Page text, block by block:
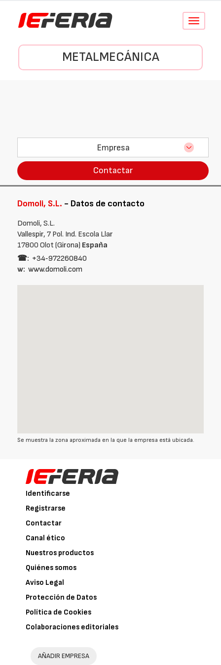
Conmutar
METALMECÁNICA
Empresa
Contactar
Domoli, S.L. - Datos de contacto
Domoli, S.L.
Vallespir, 7 Pol. Ind. Escola Llar
17800 Olot (Girona) España
☎: +34‑972260840
w: www.domoli.com
Se muestra la zona aproximada en la que la empresa está ubicada.
Identificarse
Registrarse
Contactar
Canal ético
Nuestros productos
Quiénes somos
Aviso Legal
Protección de Datos
Política de Cookies
Colaboraciones editoriales
AÑADIR EMPRESA